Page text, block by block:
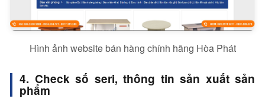
Hình ảnh website bán hàng chính hãng Hòa Phát
4. Check số seri, thông tin sản xuất sản
phẩm